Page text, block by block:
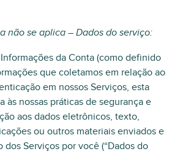
não se aplica – Dados do serviço:
da Conta (como definido
que coletamos em relação ao
em nossos Serviços, esta
às nossas práticas de segurança e
aos dados eletrônicos, texto,
ou outros materiais enviados e
dos Serviços por você (“Dados do